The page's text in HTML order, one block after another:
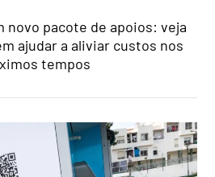
novo pacote de apoios: veja
ajudar a aliviar custos nos
tempos